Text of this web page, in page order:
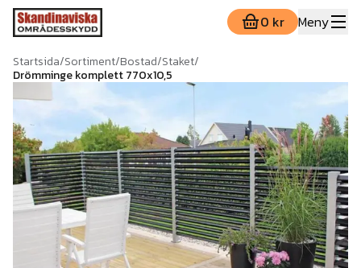
0 kr Meny
Startsida/Sortiment/Bostad/Staket/
Drömminge komplett 770x10,5